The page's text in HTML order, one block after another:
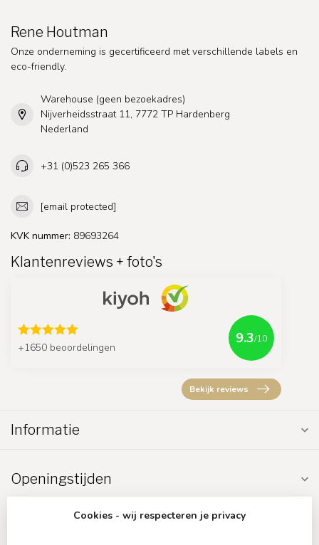
Rene Houtman
Onze onderneming is gecertificeerd met verschillende labels en
eco-friendly.
Warehouse (geen bezoekadres)
Nijverheidsstraat 11, 7772 TP Hardenberg
Nederland
+31 (0)523 265 366
[email protected]
KVK nummer: 89693264
Klantenreviews + foto's
+1650 beoordelingen
9.3/10
Bekijk reviews
Informatie
Openingstijden
Cookies - wij respecteren je privacy